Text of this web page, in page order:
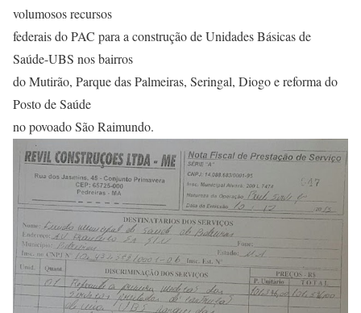
volumosos recursos
federais do PAC para a construção de Unidades Básicas de
Saúde-UBS nos bairros
do Mutirão, Parque das Palmeiras, Seringal, Diogo e reforma do
Posto de Saúde
no povoado São Raimundo.